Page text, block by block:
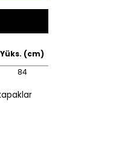
Yüks. (cm)
84